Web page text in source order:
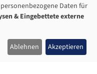
Daten für
& Eingebettete externe
Ablehnen Akzeptieren